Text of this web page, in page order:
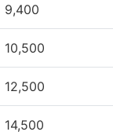
9,400
10,500
12,500
14,500